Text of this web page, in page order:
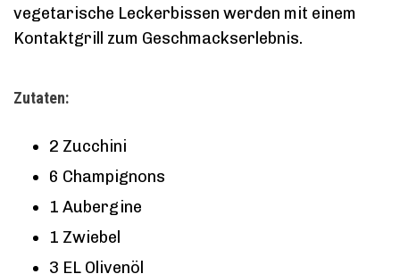
vegetarische Leckerbissen werden mit einem
Kontaktgrill zum Geschmackserlebnis.
Zutaten:
2 Zucchini
6 Champignons
1 Aubergine
1 Zwiebel
3 EL Olivenöl